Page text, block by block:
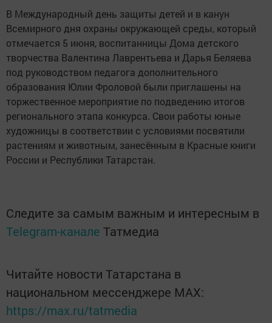
В Международный день защиты детей и в канун
Всемирного дня охраны окружающей среды, который
отмечается 5 июня, воспитанницы Дома детского
творчества Валентина Лаврентьева и Дарья Беляева
под руководством педагога дополнительного
образования Юлии Фроловой были приглашены на
торжественное мероприятие по подведению итогов
регионального этапа конкурса. Свои работы юные
художницы в соответствии с условиями посвятили
растениям и животным, занесённым в Красные книги
России и Республики Татарстан.
Следите за самым важным и интересным в
Telegram-канале Татмедиа
Читайте новости Татарстана в
национальном мессенджере MАХ:
https://max.ru/tatmedia